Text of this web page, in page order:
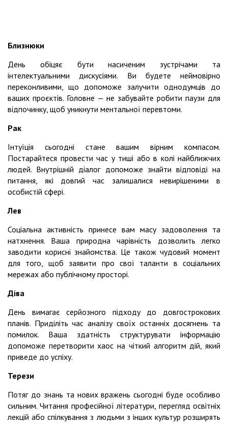
Близнюки
День обіцяє бути насиченим зустрічами та
інтелектуальними дискусіями. Ви будете неймовірно
переконливими, що допоможе залучити однодумців до
ваших проєктів. Головне — не забувайте робити паузи для
відпочинку, щоб уникнути ментальної перевтоми.
Рак
Інтуїція сьогодні стане вашим вірним компасом.
Постарайтеся провести час у тиші або в колі найближчих
людей. Внутрішній діалог допоможе знайти відповіді на
питання, які довгий час залишалися невирішеними в
особистій сфері.
Лев
Соціальна активність принесе вам масу задоволення та
натхнення. Ваша природна чарівність дозволить легко
заводити корисні знайомства. Це також чудовий момент
для того, щоб заявити про свої таланти в соціальних
мережах або публічному просторі.
Діва
День вимагає серйозного підходу до довгострокових
планів. Приділіть час аналізу своїх останніх досягнень та
помилок. Ваша здатність структурувати інформацію
допоможе перетворити хаос на чіткий алгоритм дій, який
приведе до успіху.
Терези
Потяг до знань та нових вражень сьогодні буде особливо
сильним. Читання професійної літератури, перегляд освітніх
лекцій або спілкування з людьми з інших культур розширять